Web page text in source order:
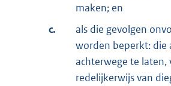
maken; en
c.
als die gevolgen
worden beperkt: die
achterwege te laten,
redelijkerwijs van